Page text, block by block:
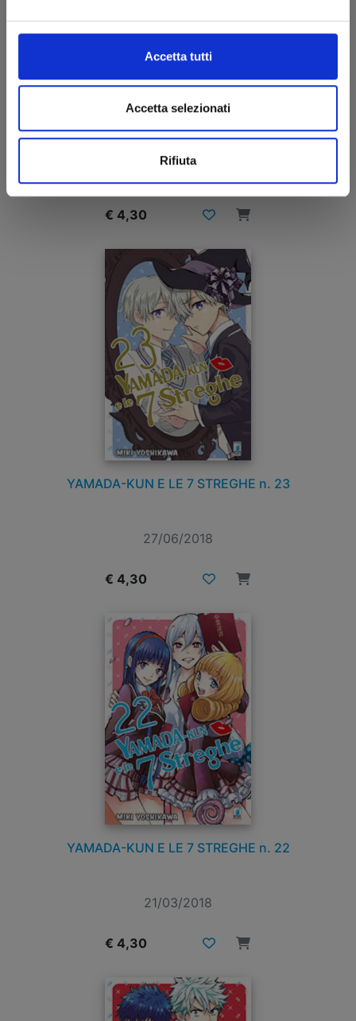
Accetta tutti
Accetta selezionati
Rifiuta
€ 4,30
YAMADA-KUN E LE 7 STREGHE n. 23
27/06/2018
€ 4,30
YAMADA-KUN E LE 7 STREGHE n. 22
21/03/2018
€ 4,30